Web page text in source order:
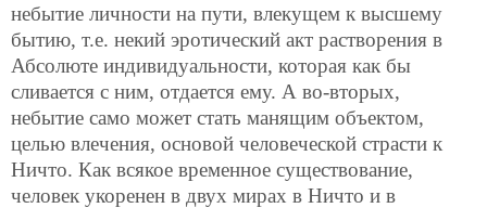
небытие личности на пути, влекущем к высшему
бытию, т.е. некий эротический акт растворения в
Абсолюте индивидуальности, которая как бы
сливается с ним, отдается ему. А во-вторых,
небытие само может стать манящим объектом,
целью влечения, основой человеческой страсти к
Ничто. Как всякое временное существование,
человек укоренен в двух мирах в Ничто и в